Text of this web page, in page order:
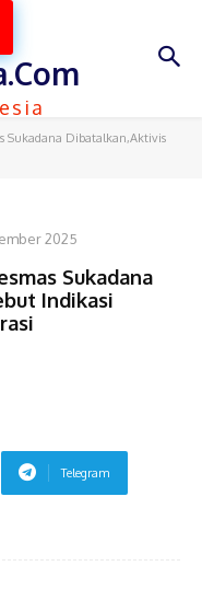
Sukadana Dibatalkan,Aktivis
2025
Sukadana
Indikasi
Telegram